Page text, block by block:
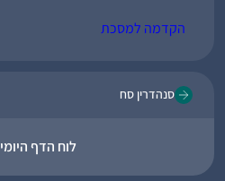
הקדמה למסכת
סנהדרין סח
לוח הדף היומי